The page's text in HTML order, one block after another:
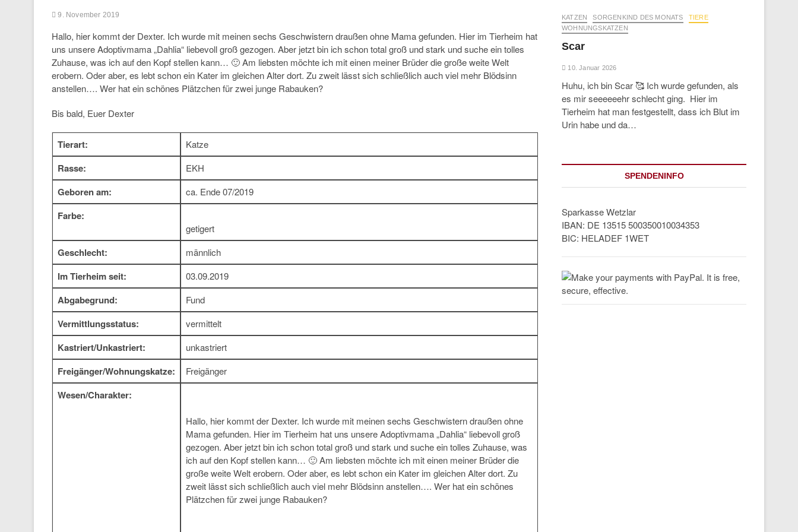
9. November 2019
Hallo, hier kommt der Dexter. Ich wurde mit meinen sechs Geschwistern draußen ohne Mama gefunden. Hier im Tierheim hat
uns unsere Adoptivmama „Dahlia“ liebevoll groß gezogen. Aber jetzt bin ich schon total groß und stark und suche ein tolles
Zuhause, was ich auf den Kopf stellen kann… 🙂 Am liebsten möchte ich mit einen meiner Brüder die große weite Welt
erobern. Oder aber, es lebt schon ein Kater im gleichen Alter dort. Zu zweit lässt sich schließlich auch viel mehr Blödsinn
anstellen…. Wer hat ein schönes Plätzchen für zwei junge Rabauken?
Bis bald, Euer Dexter
Tierart: Katze
Rasse: EKH
Geboren am: ca. Ende 07/2019
Farbe:
getigert
Geschlecht: männlich
Im Tierheim seit: 03.09.2019
Abgabegrund: Fund
Vermittlungsstatus: vermittelt
Kastriert/Unkastriert: unkastriert
Freigänger/Wohnungskatze: Freigänger
Wesen/Charakter:
Hallo, hier kommt der Dexter. Ich wurde mit meinen sechs Geschwistern draußen ohne
Mama gefunden. Hier im Tierheim hat uns unsere Adoptivmama „Dahlia“ liebevoll groß
gezogen. Aber jetzt bin ich schon total groß und stark und suche ein tolles Zuhause, was
ich auf den Kopf stellen kann… 🙂 Am liebsten möchte ich mit einen meiner Brüder die
große weite Welt erobern. Oder aber, es lebt schon ein Kater im gleichen Alter dort. Zu
zweit lässt sich schließlich auch viel mehr Blödsinn anstellen…. Wer hat ein schönes
Plätzchen für zwei junge Rabauken?
KATZEN SORGENKIND DES MONATS
TIERE
WOHNUNGSKATZEN
Scar
10. Januar 2026
Huhu, ich bin Scar 🥰 Ich wurde gefunden, als
es mir seeeeeehr schlecht ging. Hier im
Tierheim hat man festgestellt, dass ich Blut im
Urin habe und da…
SPENDENINFO
Sparkasse Wetzlar
IBAN: DE 13515 500350010034353
BIC: HELADEF 1WET